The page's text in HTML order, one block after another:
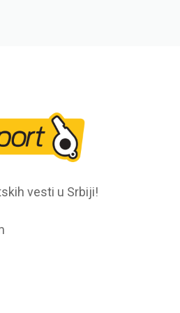
vesti u Srbiji!